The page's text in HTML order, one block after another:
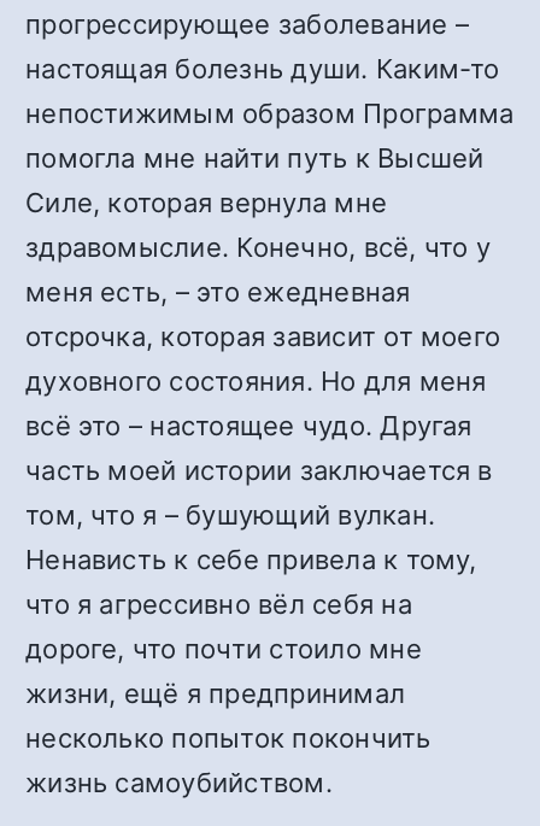
прогрессирующее заболевание –
настоящая болезнь души. Каким-то
непостижимым образом Программа
помогла мне найти путь к Высшей
Силе, которая вернула мне
здравомыслие. Конечно, всё, что у
меня есть, – это ежедневная
отсрочка, которая зависит от моего
духовного состояния. Но для меня
всё это – настоящее чудо. Другая
часть моей истории заключается в
том, что я – бушующий вулкан.
Ненависть к себе привела к тому,
что я агрессивно вёл себя на
дороге, что почти стоило мне
жизни, ещё я предпринимал
несколько попыток покончить
жизнь самоубийством.